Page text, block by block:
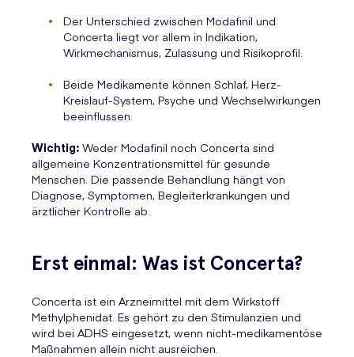
Der Unterschied zwischen Modafinil und
Concerta liegt vor allem in Indikation,
Wirkmechanismus, Zulassung und Risikoprofil.
Beide Medikamente können Schlaf, Herz-
Kreislauf-System, Psyche und Wechselwirkungen
beeinflussen.
Wichtig: Weder Modafinil noch Concerta sind
allgemeine Konzentrationsmittel für gesunde
Menschen. Die passende Behandlung hängt von
Diagnose, Symptomen, Begleiterkrankungen und
ärztlicher Kontrolle ab.
Erst einmal: Was ist Concerta?
Concerta ist ein Arzneimittel mit dem Wirkstoff
Methylphenidat. Es gehört zu den Stimulanzien und
wird bei ADHS eingesetzt, wenn nicht-medikamentöse
Maßnahmen allein nicht ausreichen.